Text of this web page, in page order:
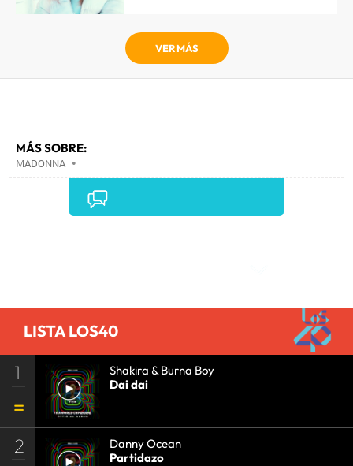
VER MÁS
MÁS SOBRE:
MADONNA •
LISTA LOS40
1
Shakira & Burna Boy
Dai dai
2
Danny Ocean
Partidazo